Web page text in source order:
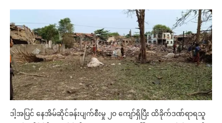
ဒါ့အပြင် နေအိမ်ဆိုင်ခန်းပျက်စီးမှု ၂၀ ကျော်ရှိပြီး ထိခိုက်ဒဏ်ရာရသူ